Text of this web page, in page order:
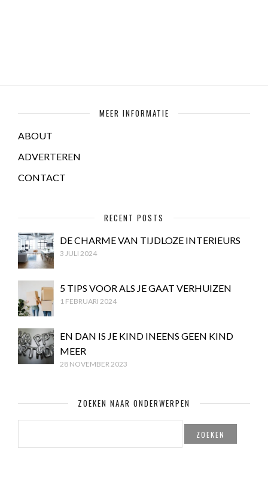
MEER INFORMATIE
ABOUT
ADVERTEREN
CONTACT
RECENT POSTS
DE CHARME VAN TIJDLOZE INTERIEURS
3 JULI 2024
5 TIPS VOOR ALS JE GAAT VERHUIZEN
1 FEBRUARI 2024
EN DAN IS JE KIND INEENS GEEN KIND
MEER
28 NOVEMBER 2023
ZOEKEN NAAR ONDERWERPEN
ZOEKEN